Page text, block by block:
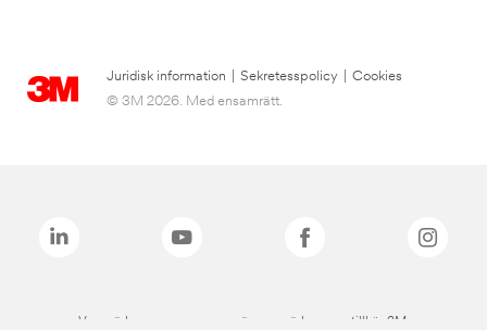
Juridisk information Sekretesspolicy
Cookies
© 3M 2026. Med ensamrätt.
Varumärken som anges ovan är varumärken som tillhör 3M.